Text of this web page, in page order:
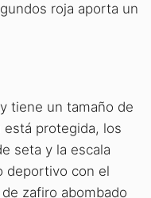
roja aporta un
tiene un tamaño de
protegida, los
seta y la escala
deportivo con el
zafiro abombado